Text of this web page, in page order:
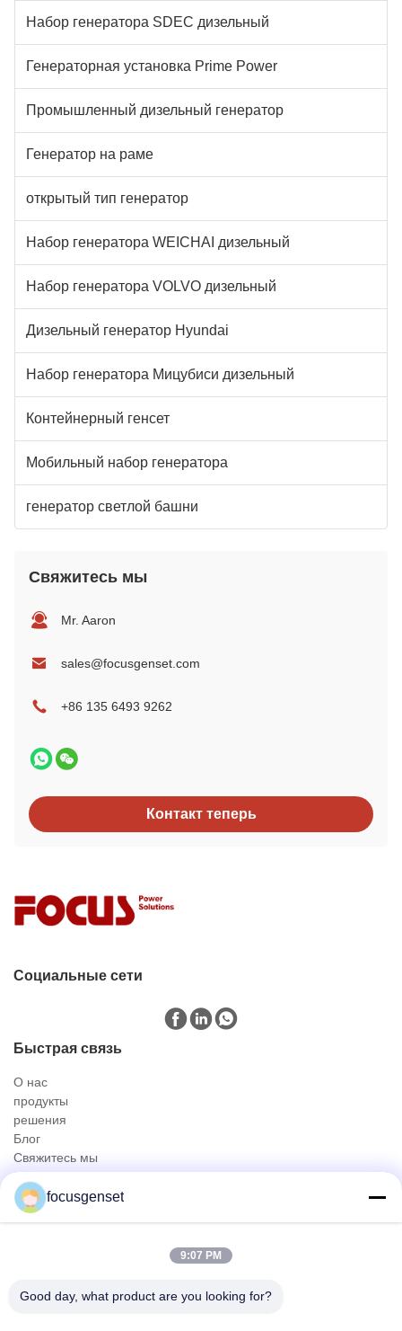
Набор генератора SDEC дизельный
Генераторная установка Prime Power
Промышленный дизельный генератор
Генератор на раме
открытый тип генератор
Набор генератора WEICHAI дизельный
Набор генератора VOLVO дизельный
Дизельный генератор Hyundai
Набор генератора Мицубиси дизельный
Контейнерный генсет
Мобильный набор генератора
генератор светлой башни
Свяжитесь мы
Mr. Aaron
sales@focusgenset.com
+86 135 6493 9262
Контакт теперь
Социальные сети
Быстрая связь
О нас
продукты
решения
Блог
Свяжитесь мы
Cummins Diesel Generator Set
Набор генератора SDEC дизельный
Генераторная установка Prime Power
Генератор на раме
focusgenset
9:07 PM
Good day, what product are you looking for?